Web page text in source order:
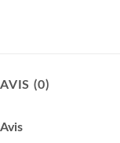
AVIS (0)
Avis